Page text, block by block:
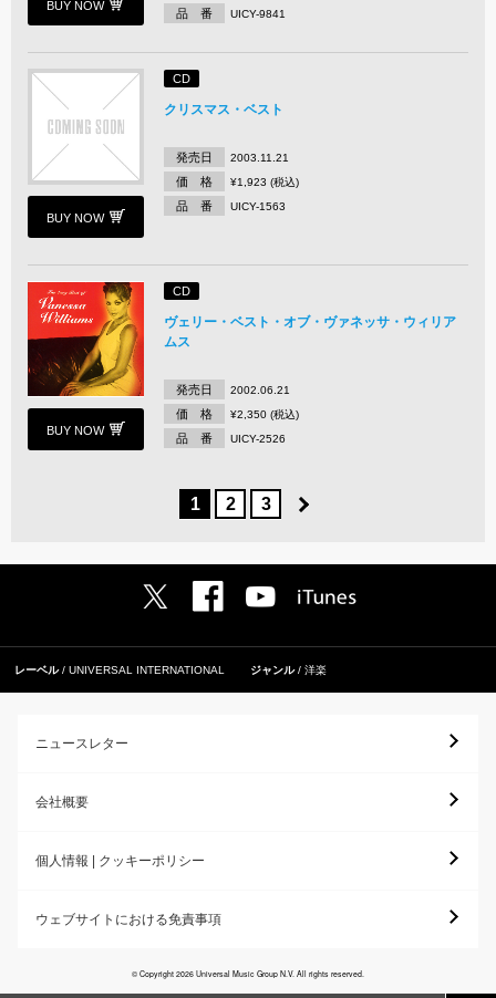
BUY NOW
品 番 UICY-9841
BUY NOW
CD
クリスマス・ベスト
発売日 2003.11.21
価 格 ¥1,923 (税込)
品 番 UICY-1563
BUY NOW
CD
ヴェリー・ベスト・オブ・ヴァネッサ・ウィリア
ムス
発売日 2002.06.21
価 格 ¥2,350 (税込)
品 番 UICY-2526
1 2 3
レーベル UNIVERSAL INTERNATIONAL ジャンル 洋楽
ニュースレター
会社概要
個人情報 | クッキーポリシー
ウェブサイトにおける免責事項
© Copyright 2026 Universal Music Group N.V. All rights reserved.